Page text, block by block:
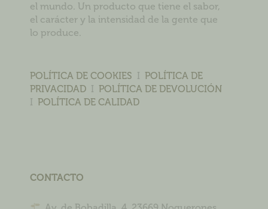
el mundo. Un producto que tiene el sabor,
el carácter y la intensidad de la gente que
lo produce.
POLÍTICA DE COOKIES I POLÍTICA DE
PRIVACIDAD I POLÍTICA DE DEVOLUCIÓN
I POLÍTICA DE CALIDAD
CONTACTO